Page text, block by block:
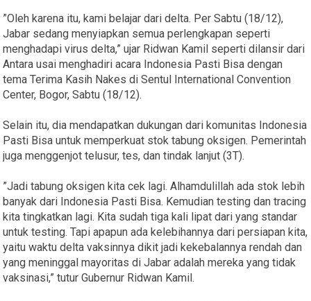
”Oleh karena itu, kami belajar dari delta. Per Sabtu (18/12),
Jabar sedang menyiapkan semua perlengkapan seperti
menghadapi virus delta,” ujar Ridwan Kamil seperti dilansir dari
Antara usai menghadiri acara Indonesia Pasti Bisa dengan
tema Terima Kasih Nakes di Sentul International Convention
Center, Bogor, Sabtu (18/12).
Selain itu, dia mendapatkan dukungan dari komunitas Indonesia
Pasti Bisa untuk memperkuat stok tabung oksigen. Pemerintah
juga menggenjot telusur, tes, dan tindak lanjut (3T).
”Jadi tabung oksigen kita cek lagi. Alhamdulillah ada stok lebih
banyak dari Indonesia Pasti Bisa. Kemudian testing dan tracing
kita tingkatkan lagi. Kita sudah tiga kali lipat dari yang standar
untuk testing. Tapi apapun ada kelebihannya dari persiapan kita,
yaitu waktu delta vaksinnya dikit jadi kekebalannya rendah dan
yang meninggal mayoritas di Jabar adalah mereka yang tidak
vaksinasi,” tutur Gubernur Ridwan Kamil.